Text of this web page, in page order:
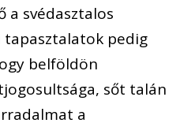
svédasztalos
tapasztalatok pedig
belföldön
sőt talán
a